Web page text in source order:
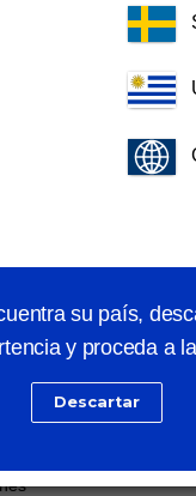
Academy
su país,
y proceda a
Descartar